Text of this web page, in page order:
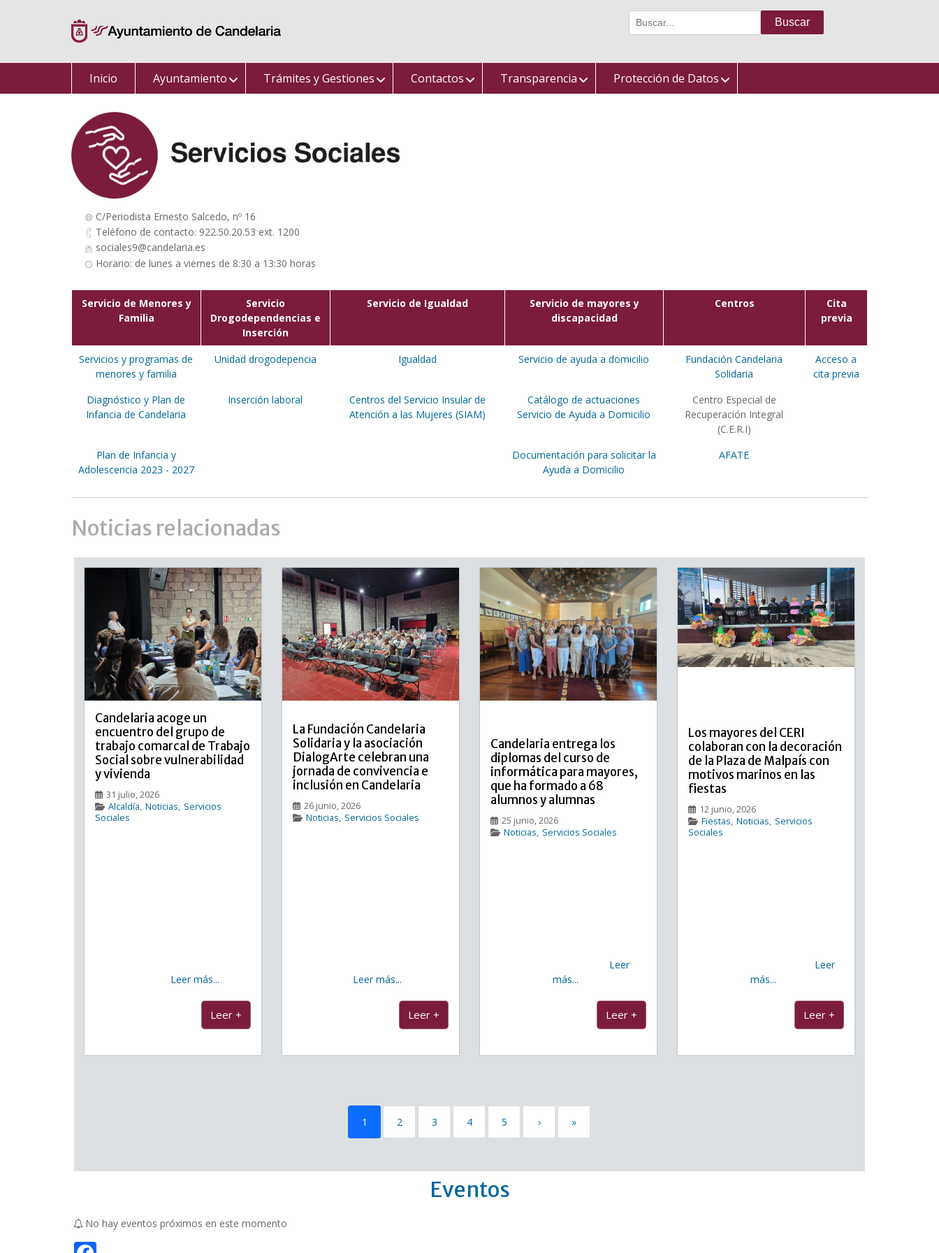
Buscar:
Inicio Ayuntamiento Trámites y Gestiones Contactos Transparencia Protección de Datos
C/Periodista Ernesto Salcedo, nº 16
Teléfono de contacto: 922.50.20.53 ext. 1200
sociales9@candelaria.es
Horario: de lunes a viernes de 8:30 a 13:30 horas
Servicio de Menores y
Familia
Servicio
Drogodependencias e
Inserción
Servicio de Igualdad
Servicio de mayores y
discapacidad
Centros
Cita
previa
Servicios y programas de
menores y familia
Unidad drogodepencia Igualdad Servicio de ayuda a domicilio
Fundación Candelaria
Solidaria
Acceso a
cita previa
Diagnóstico y Plan de
Infancia de Candelaria
Inserción laboral
Centros del Servicio Insular de
Atención a las Mujeres (SIAM)
Catálogo de actuaciones
Servicio de Ayuda a Domicilio
Centro Especial de
Recuperación Integral
(C.E.R.I)
Plan de Infancia y
Adolescencia 2023 - 2027
Documentación para solicitar la
Ayuda a Domicilio
AFATE
Noticias relacionadas
Candelaria acoge un
encuentro del grupo de
trabajo comarcal de Trabajo
Social sobre vulnerabilidad
y vivienda
31 julio, 2026
Alcaldía, Noticias, Servicios
Sociales
Leer más...
Leer +
La Fundación Candelaria
Solidaria y la asociación
DialogArte celebran una
jornada de convivencia e
inclusión en Candelaria
26 junio, 2026
Noticias, Servicios Sociales
Leer más...
Leer +
Candelaria entrega los
diplomas del curso de
informática para mayores,
que ha formado a 68
alumnos y alumnas
25 junio, 2026
Noticias, Servicios Sociales
Leer
más...
Leer +
Los mayores del CERI
colaboran con la decoración
de la Plaza de Malpaís con
motivos marinos en las
fiestas
12 junio, 2026
Fiestas, Noticias, Servicios
Sociales
Leer
más...
Leer +
1 2 3 4 5 › »
Eventos
No hay eventos próximos en este momento